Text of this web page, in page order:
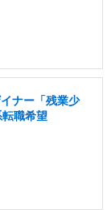
ナー「残業少
職希望